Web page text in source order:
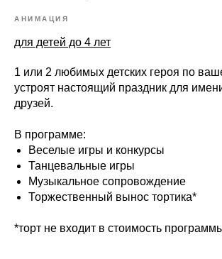
АНИМАЦИЯ
для детей до 4 лет
1 или 2 любимых детских героя по
устроят настоящий праздник для
друзей.
В программе:
Веселые игры и конкурсы
Танцевальные игры
Музыкальное сопровождение
Торжественный вынос тортика*
*торт не входит в стоимость